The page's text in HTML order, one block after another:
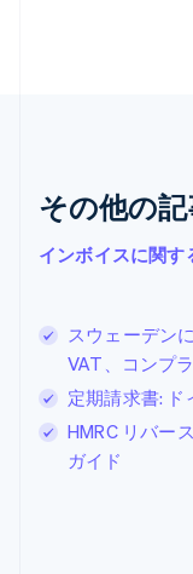
その他の
インボイスに関す
スウェーデン
VAT、コンプ
定期請求書:
HMRC リバー
ガイド
ジブラルタル
English
シンガポール
English 简体中文
スウェーデン
SvenskaEnglish
スペイン
Español English
スロバキア
English